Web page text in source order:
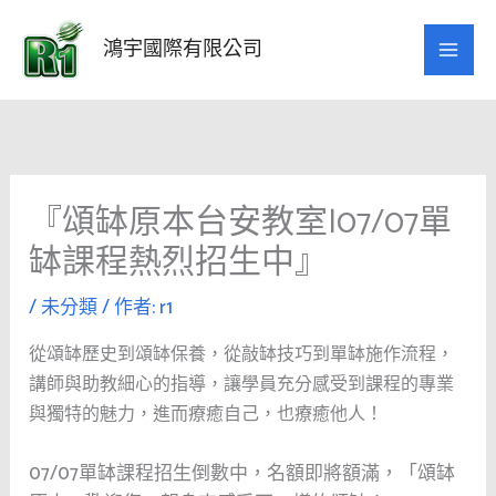
要
鴻宇國際有限公司
『頌缽原本台安教室|07/07單
缽課程熱烈招生中』
/未分類/ 作者:r1
從頌缽歷史到頌缽保養，從敲缽技巧到單缽施作流程，
講師與助教細心的指導，讓學員充分感受到課程的專業
與獨特的魅力，進而療癒自己，也療癒他人！
07/07單缽課程招生倒數中，名額即將額滿，「頌缽